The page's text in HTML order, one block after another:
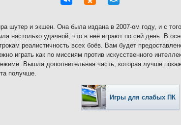
шутер и экшен. Она была издана в 2007-ом году, и с
настолько удачной, что в неё играют по сей день. В
реалистичность всех боёв. Вам будет
играть как по миссиям против искусственного
Вышла дополнительная часть, которая лучше
получше.
Игры для слабых ПК